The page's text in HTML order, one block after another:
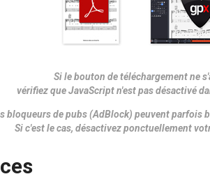
Si le bouton de téléchargement ne
vérifiez que JavaScript n'est pas désactivé
bloqueurs de pubs (AdBlock) peuvent parfois
Si c'est le cas, désactivez ponctuellement